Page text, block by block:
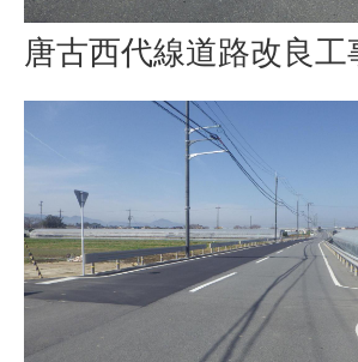
唐古西代線道路改良工